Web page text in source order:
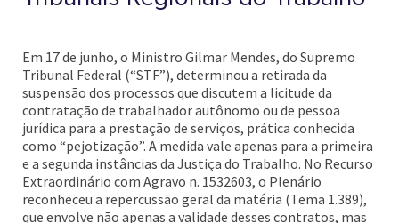
Em 17 de junho, o Ministro Gilmar Mendes, do Supremo
Tribunal Federal (“STF”), determinou a retirada da
suspensão dos processos que discutem a licitude da
contratação de trabalhador autônomo ou de pessoa
jurídica para a prestação de serviços, prática conhecida
como “pejotização”. A medida vale apenas para a primeira
e a segunda instâncias da Justiça do Trabalho. No Recurso
Extraordinário com Agravo n. 1532603, o Plenário
reconheceu a repercussão geral da matéria (Tema 1.389),
que envolve não apenas a validade desses contratos, mas